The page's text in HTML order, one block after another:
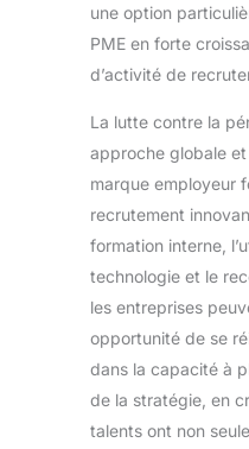
une option
PME en forte
d’activité de
La lutte contre la
approche globale
marque employeur
recrutement
formation interne,
technologie et le
les entreprises
opportunité de se
dans la capacité à
de la stratégie, en
talents ont non